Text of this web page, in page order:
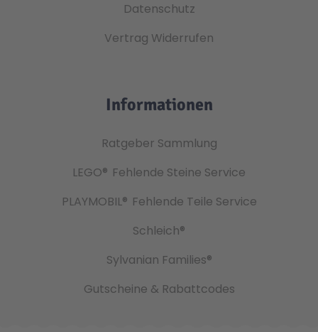
Datenschutz
Vertrag Widerrufen
Informationen
Ratgeber Sammlung
LEGO® Fehlende Steine Service
PLAYMOBIL® Fehlende Teile Service
Schleich®
Sylvanian Families®
Gutscheine & Rabattcodes